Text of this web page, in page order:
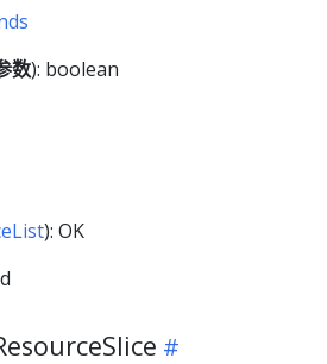
数): boolean
): OK